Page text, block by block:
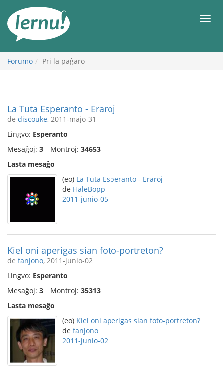
enhavo
Forumo Pri la paĝaro
La Tuta Esperanto - Eraroj
de discouke, 2011-majo-31
Lingvo: Esperanto
Mesaĝoj: 3 Montroj: 34653
Lasta mesaĝo
(eo) La Tuta Esperanto - Eraroj
de HaleBopp
2011-junio-05
Kiel oni aperigas sian foto-portreton?
de fanjono, 2011-junio-02
Lingvo: Esperanto
Mesaĝoj: 3 Montroj: 35313
Lasta mesaĝo
(eo) Kiel oni aperigas sian foto-portreton?
de fanjono
2011-junio-02